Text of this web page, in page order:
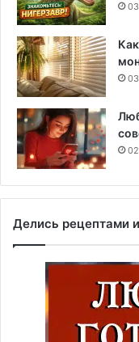
Делись рецептами